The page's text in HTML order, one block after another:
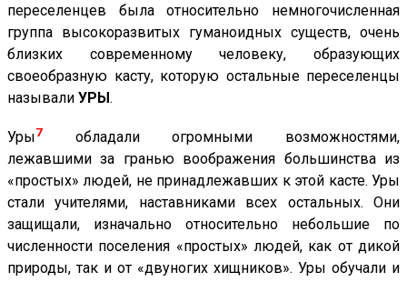
переселенцев была относительно немногочисленная
группа высокоразвитых гуманоидных существ, очень
близких современному человеку, образующих
своеобразную касту, которую остальные переселенцы
называли УРЫ.
Уры7
обладали огромными возможностями,
лежавшими за гранью воображения большинства из
«простых» людей, не принадлежавших к этой касте. Уры
стали учителями, наставниками всех остальных. Они
защищали, изначально относительно небольшие по
численности поселения «простых» людей, как от дикой
природы, так и от «двуногих хищников». Уры обучали и